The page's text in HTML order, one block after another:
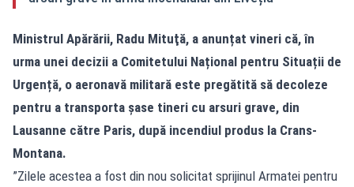
Ministrul Apărării, Radu Mituţă, a anunțat vineri că, în
urma unei decizii a Comitetului Național pentru Situații de
Urgență, o aeronavă militară este pregătită să decoleze
pentru a transporta șase tineri cu arsuri grave, din
Lausanne către Paris, după incendiul produs la Crans-
Montana.
”Zilele acestea a fost din nou solicitat sprijinul Armatei pentru